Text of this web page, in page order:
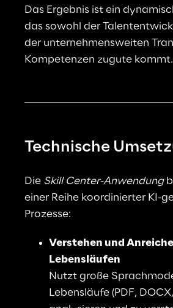
Das Ergebnis ist ein
das sowohl der
der unternehmensweiten
Kompetenzen zugute kommt.
Technische
Die Skill Center-Anwendung
einer Reihe koordinierter KI-
Prozesse:
Verstehen und
Lebensläufen
Nutzt große
Lebensläufe (PDF,